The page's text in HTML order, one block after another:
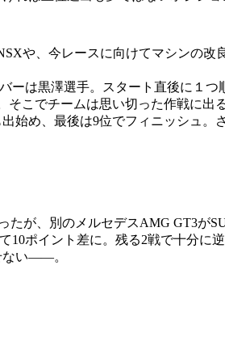
や、今レースに向けてマシンの
ーは黒澤選手。スタート直後に１
こでチームは思い切った作戦に出
始め、最後は9位でフィニッシュ
が、別のメルセデスAMG GT3が
ポイント差に。残る2戦で十分に
ない――。